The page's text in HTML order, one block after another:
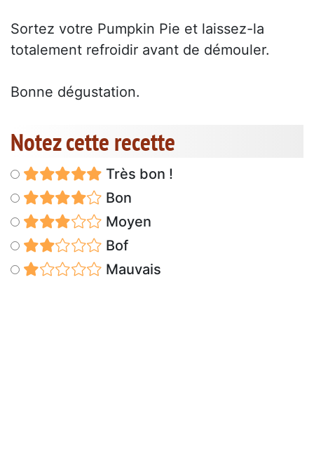
Sortez votre Pumpkin Pie et laissez-la
totalement refroidir avant de démouler.
Bonne dégustation.
Notez cette recette
Très bon !
Bon
Moyen
Bof
Mauvais